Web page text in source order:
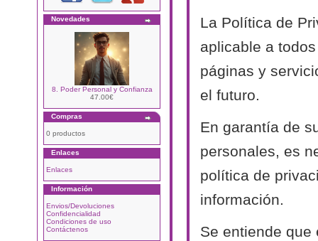
Novedades
8. Poder Personal y Confianza
47.00€
Compras
0 productos
Enlaces
Enlaces
Información
Envios/Devoluciones
Confidencialidad
Condiciones de uso
Contáctenos
La Política de
aplicable a
páginas y
el futuro.
En garantía de
personales, es
política de
información.
Se entiende